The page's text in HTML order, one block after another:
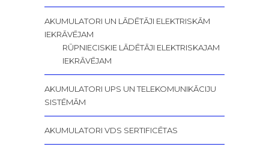
AKUMULATORI UN LĀDĒTĀJI ELEKTRISKĀM
IEKRĀVĒJAM
RŪPNIECISKIE LĀDĒTĀJI ELEKTRISKAJAM
IEKRĀVĒJAM
AKUMULATORI UPS UN TELEKOMUNIKĀCIJU
SISTĒMĀM
AKUMULATORI VDS SERTIFICĒTAS